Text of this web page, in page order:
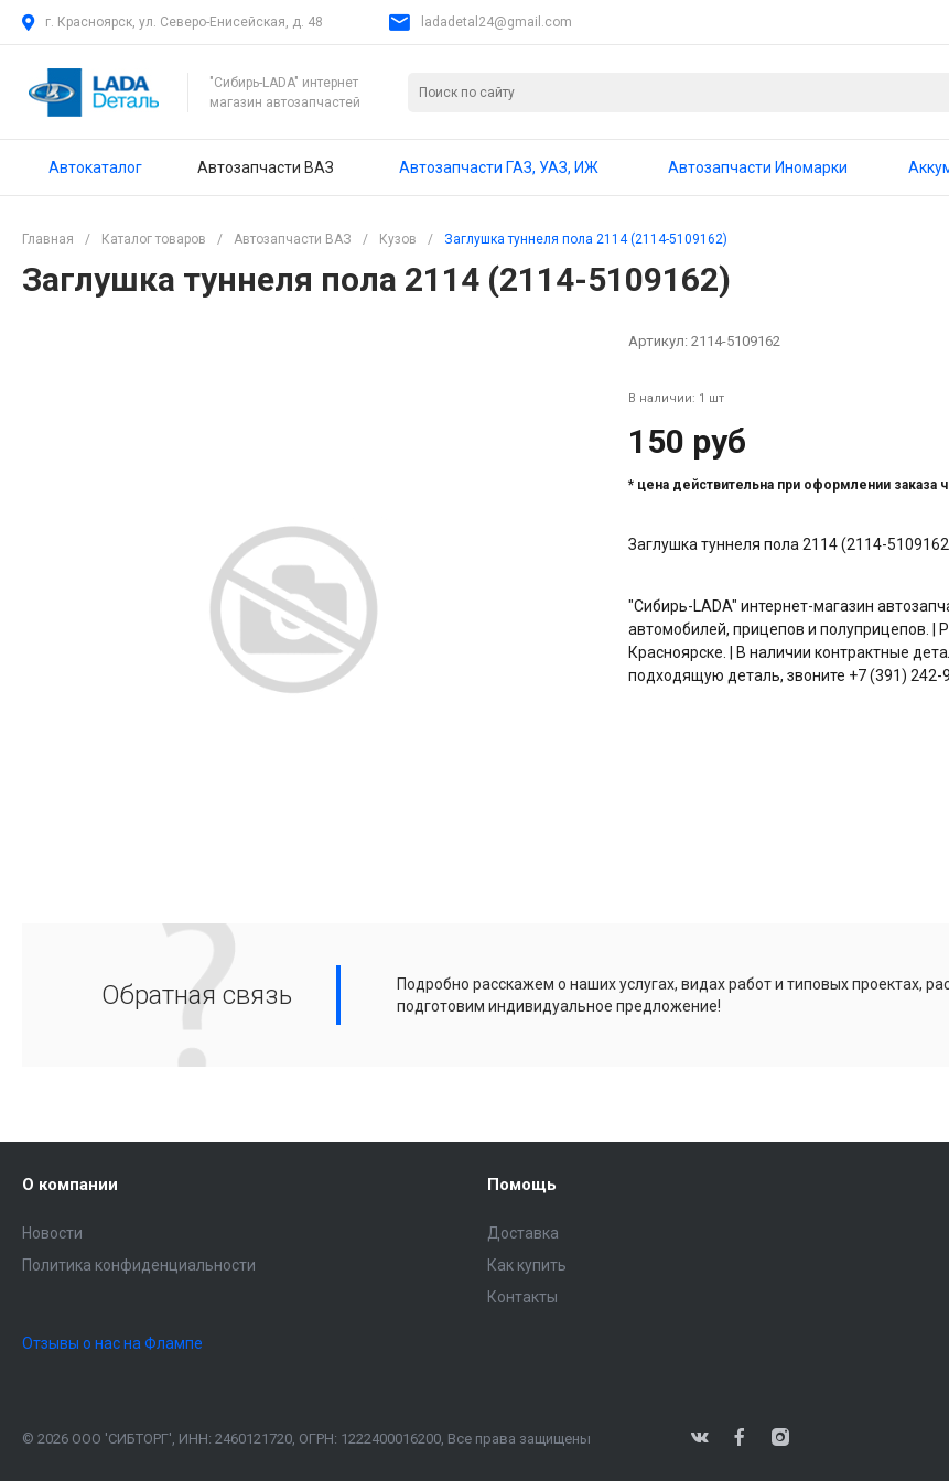
г. Красноярск, ул. Северо-Енисейская, д. 48 ladadetal24@gmail.com
"Сибирь-LADA" интернет
магазин автозапчастей
Автокаталог Автозапчасти ВАЗ Автозапчасти ГАЗ, УАЗ, ИЖ Автозапчасти Иномарки
Главная / Каталог товаров / Автозапчасти ВАЗ / Кузов / Заглушка туннеля пола 2114 (2114-5109162)
Заглушка туннеля пола 2114 (2114-5109162)
Артикул: 2114-5109162
В наличии: 1 шт
150 руб
* цена действительна при оформлении заказа
Заглушка туннеля пола 2114 (2114-
"Сибирь-LADA" интернет-магазин
автомобилей, прицепов и полуприцепов. |
Красноярске. | В наличии контрактные
подходящую деталь, звоните +7 (391) 242-
Обратная связь
Подробно расскажем о наших услугах, видах работ и типовых проектах,
подготовим индивидуальное предложение!
О компании
Новости
Политика конфиденциальности
Помощь
Доставка
Как купить
Контакты
Отзывы о нас на Флампе
© 2026 ООО 'СИБТОРГ', ИНН: 2460121720, ОГРН: 1222400016200, Все права защищены